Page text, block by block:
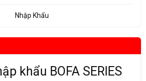
khẩu BOFA SERIES
Nhập Khẩu